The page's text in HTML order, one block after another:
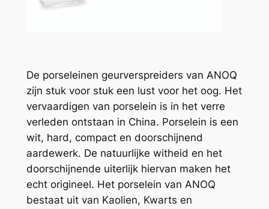
De porseleinen geurverspreiders van ANOQ
zijn stuk voor stuk een lust voor het oog. Het
vervaardigen van porselein is in het verre
verleden ontstaan in China. Porselein is een
wit, hard, compact en doorschijnend
aardewerk. De natuurlijke witheid en het
doorschijnende uiterlijk hiervan maken het
echt origineel. Het porselein van ANOQ
bestaat uit van Kaolien, Kwarts en